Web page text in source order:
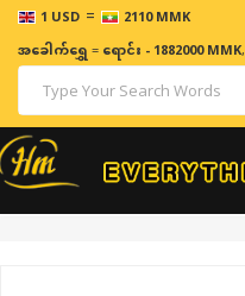
1 USD = 2110 MMK
အခေါက်ရွှေ=ရောင်း - 1882000 MMK,